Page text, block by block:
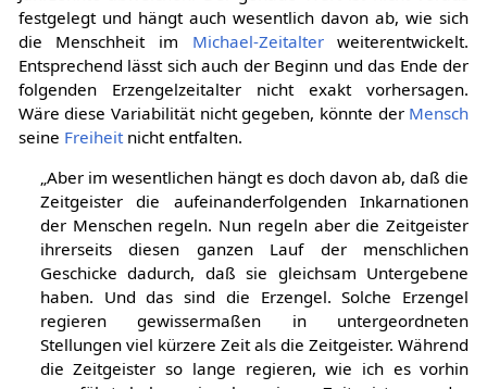
festgelegt und hängt auch wesentlich davon ab, wie sich
die Menschheit im Michael-Zeitalterweiterentwickelt.
Entsprechend lässt sich auch der Beginn und das Ende der
folgenden Erzengelzeitalter nicht exakt vorhersagen.
Wäre diese Variabilität nicht gegeben, könnte der Mensch
seine Freiheitnicht entfalten.
„Aber im wesentlichen hängt es doch davon ab, daß die
Zeitgeister die aufeinanderfolgenden Inkarnationen
der Menschen regeln. Nun regeln aber die Zeitgeister
ihrerseits diesen ganzen Lauf der menschlichen
Geschicke dadurch, daß sie gleichsam Untergebene
haben. Und das sind die Erzengel. Solche Erzengel
regieren gewissermaßen in untergeordneten
Stellungen viel kürzere Zeit als die Zeitgeister. Während
die Zeitgeister so lange regieren, wie ich es vorhin